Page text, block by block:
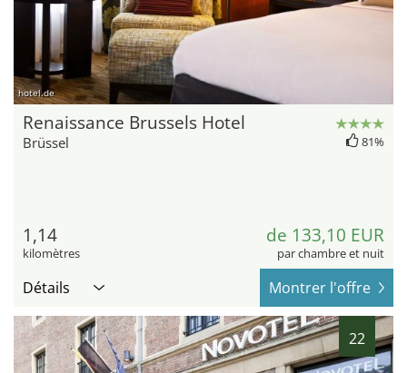
hotel.de
Renaissance Brussels Hotel
Brüssel 81%
1,14
kilomètres
de 133,10 EUR
par chambre et nuit
Détails Montrer l'offre
22